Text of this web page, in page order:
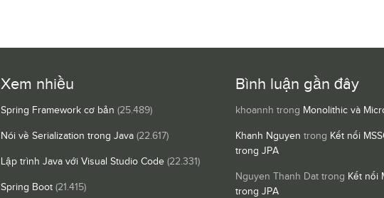
Xem nhiều
Spring Framework cơ bản (25.489)
Nói về Serialization trong Java (22.617)
Lập trình Java với Visual Studio Code (22.331)
Spring Boot (21.415)
Bình luận gần đây
khoannh trong Monolithic và
Khanh Nguyen trong Kết nối
trong JPA
Nguyen Thanh Dat trong Kết nối
trong JPA